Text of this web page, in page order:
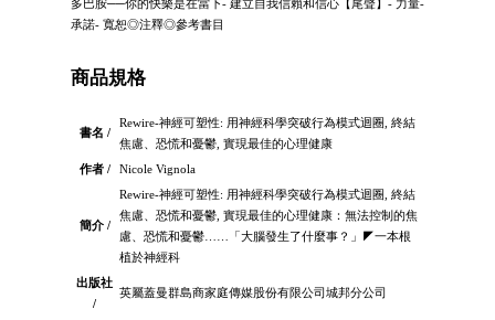
多巴胺──你的快樂是在當下- 建立自我信賴和信心【尾聲】- 力量-
承諾- 寬恕◎注釋◎參考書目
商品規格
書名 /
Rewire-神經可塑性: 用神經科學突破行為模式迴圈, 終結
焦慮、恐慌和憂鬱, 實現最佳的心理健康
作者 /
Nicole Vignola
簡介 /
Rewire-神經可塑性: 用神經科學突破行為模式迴圈, 終結
焦慮、恐慌和憂鬱, 實現最佳的心理健康：無法控制的焦
慮、恐慌和憂鬱……「大腦發生了什麼事？」◤一本根
植於神經科
出版社
/
英屬蓋曼群島商家庭傳媒股份有限公司城邦分公司